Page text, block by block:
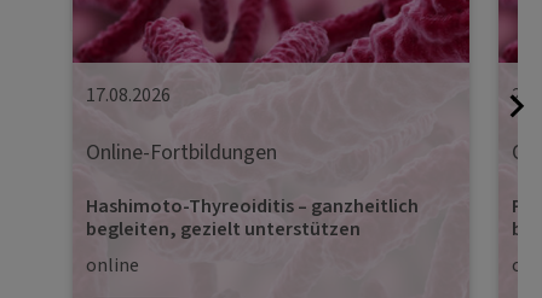
17.08.2026
Online-Fortbildungen
Hashimoto-Thyreoiditis – ganzheitlich
begleiten, gezielt unterstützen
online